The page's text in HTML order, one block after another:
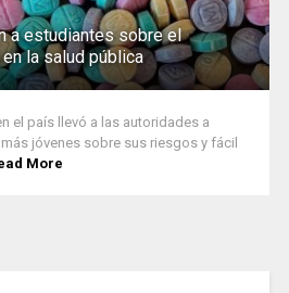
a estudiantes sobre el
la salud pública
el país llevó a las autoridades a
jóvenes sobre sus riesgos y fácil
More